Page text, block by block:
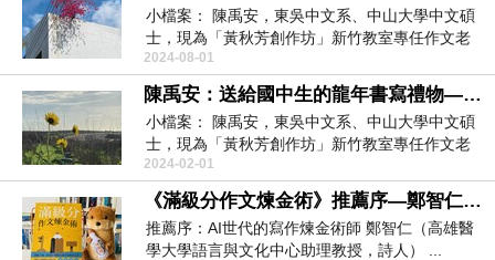
小檔案： 陳禹安，東吳中文系、中山大學中文碩
士，現為「黃秋芳創作坊」新竹教室專任作文老
師。曾任《小...
2024-08-01
陳禹安：送給國中生的龍年書寫禮物—⟪滿級分作文煉金術⟫
小檔案： 陳禹安，東吳中文系、中山大學中文碩
士，現為「黃秋芳創作坊」新竹教室專任作文老
師。曾任《小...
2024-02-01
《滿級分作文煉金術》推薦序—鄭智仁：AI世代的寫作煉金術師
推薦序：AI世代的寫作煉金術師 鄭智仁（高雄醫
學大學語言與文化中心助理教授，詩人） ...